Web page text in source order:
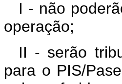
I - não
operação;
II - serão
para o PIS/